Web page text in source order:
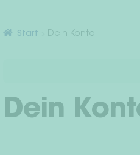
Start Dein Konto
Dein